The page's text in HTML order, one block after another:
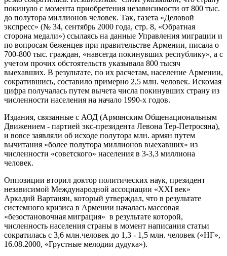
покинуло с момента приобретения независимости от 800 тыс.
до полутора миллионов человек. Так, газета «Деловой
экспресс» (№ 34, сентябрь 2000 года, стр. 8, «Обратная
сторона медали») ссылаясь на данные Управления миграции и
по вопросам беженцев при правительстве Армении, писала о
700-800 тыс. граждан, «навсегда покинувших республику», а с
учетом прочих обстоятельств указывала 800 тысяч
выехавших. В результате, по их расчетам, население Армении,
сократившись, составило примерно 2,5 млн. человек. Искомая
цифра получалась путем вычета числа покинувших страну из
численности населения на начало 1990-х годов.
Издания, связанные с АОД (Армянским Общенациональным
Движением - партией экс-президента Левона Тер-Петросяна),
и вовсе заявляли об исходе полутора млн. армян путем
вычитания «более полутора миллионов выехавших» из
численности «советского» населения в 3-3,3 миллиона
человек.
Оппозиции вторил доктор политических наук, президент
независимой Международной ассоциации «XXI век»
Аркадий Вартанян, который утверждал, что в результате
системного кризиса в Армении началась массовая
«безостановочная миграция» в результате которой,
численность населения страны в момент написания статьи
сократилась с 3,6 млн.человек до 1,3 - 1,5 млн. человек («НГ»,
16.08.2000, «Грустные мелодии дудука»).